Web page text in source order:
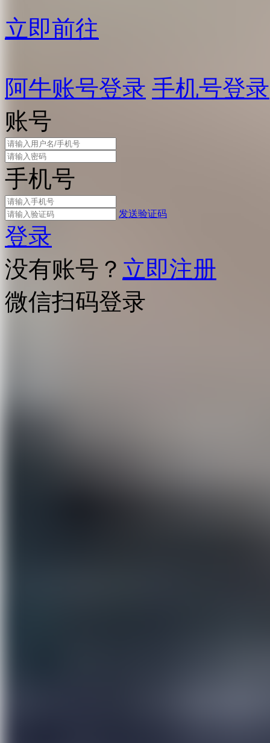
立即前往
阿牛账号登录 手机号登录
账号
手机号
发送验证码
登录
没有账号？ 立即注册
微信扫码登录